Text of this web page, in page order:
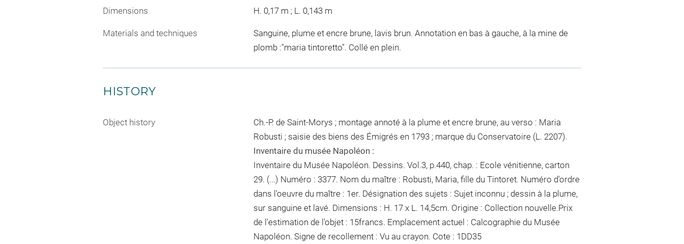
Dimensions H. 0,17 m ; L. 0,143 m
Materials and techniques
Sanguine, plume et encre brune, lavis brun. Annotation en bas à gauche, à la mine de
plomb :"maria tintoretto". Collé en plein.
HISTORY
Object history
Ch.-P. de Saint-Morys ; montage annoté à la plume et encre brune, au verso : Maria
Robusti ; saisie des biens des Émigrés en 1793 ; marque du Conservatoire (L. 2207).
Inventaire du musée Napoléon :
Inventaire du Musée Napoléon. Dessins. Vol.3, p.440, chap. : Ecole vénitienne, carton
29. (...) Numéro : 3377. Nom du maître : Robusti, Maria, fille du Tintoret. Numéro d'ordre
dans l'oeuvre du maître : 1er. Désignation des sujets : Sujet inconnu ; dessin à la plume,
sur sanguine et lavé. Dimensions : H. 17 x L. 14,5cm. Origine : Collection nouvelle.Prix
de l'estimation de l'objet : 15francs. Emplacement actuel : Calcographie du Musée
Napoléon. Signe de recollement : Vu au crayon. Cote : 1DD35